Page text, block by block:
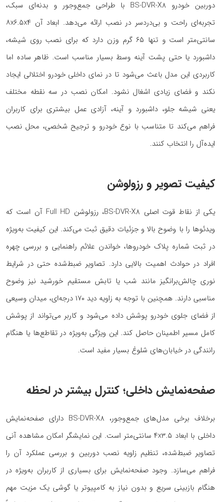
دوربین خودرو BS-DVR-X8 با طراحی جمع‌وجور و بدنه‌ای سبک،
تجربه‌ای راحت و بی‌دردسر در نصب ارائه می‌دهد. ابعاد آن ۸x۶.۵x۴
سانتی‌متر است و تنها ۶۵ گرم وزن دارد که برای نصب روی شیشه،
داشبورد یا حتی پشت آینه وسط بسیار مناسب است. ظاهر ساده اما
کاربردی این مدل باعث می‌شود تا در نمای داخلی خودرو اختلالی ایجاد
نکند و فضای زیادی اشغال نشود. امکان نصب در سه نقطه مختلف
یعنی شیشه جلو، داشبورد و آینه، آزادی عمل بیشتری برای کاربران
فراهم می‌کند تا متناسب با نوع خودرو و ترجیح شخصی، محل نصب
ایده‌آل را انتخاب کنند.
کیفیت تصویر و رزولوشن
یکی از نقاط قوت اصلی BS-DVR-X8، رزولوشن Full HD آن است که
ویدئوها را با وضوح بالا و جزئیات دقیق ثبت می‌کند. این کیفیت به‌ویژه
در ثبت شماره پلاک خودروها، خواندن علائم راهنمایی و بررسی چهره
افراد در حوادث اهمیت بالایی دارد. تصاویر ضبط‌شده حتی در شرایط
نوری چالش‌برانگیز مانند شب یا تابش مستقیم خورشید نیز وضوح
مناسبی دارند. همچنین با توجه به زاویه دید ۱۷۰ درجه‌ای، میدان وسیعی
از فضای جلوی خودرو پوشش داده می‌شود و کاربر می‌تواند از پوشش
کامل مسیر اطمینان حاصل کند. این ویژگی به‌ویژه در تقاطع‌ها یا هنگام
رانندگی در خیابان‌های شلوغ بسیار مفید است.
صفحه‌نمایش داخلی؛ کنترل بیشتر در لحظه
برخلاف برخی مدل‌های جمع‌وجور، BS-DVR-X8 دارای صفحه‌نمایش
داخلی با ابعاد ۴x۳.۵ سانتی‌متر است. این نمایشگر امکان مشاهده آنی
تصاویر ضبط‌شده، تنظیم زاویه نصب دوربین و بررسی عملکرد آن را
فراهم می‌سازد. وجود صفحه‌نمایش برای بسیاری از کاربران به‌ویژه در
هنگام بازبینی سریع و بدون نیاز به کامپیوتر یا گوشی یک مزیت مهم